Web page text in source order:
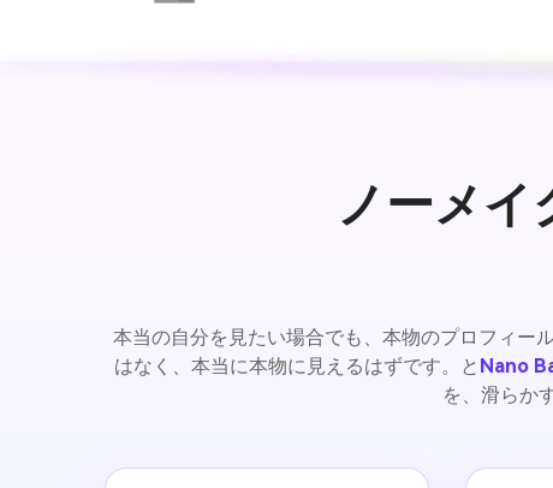
ノーメ
本当の自分を見たい場合でも、本物のプロフィー
はなく、本当に本物に見えるはずです。と Nano
を、滑らか